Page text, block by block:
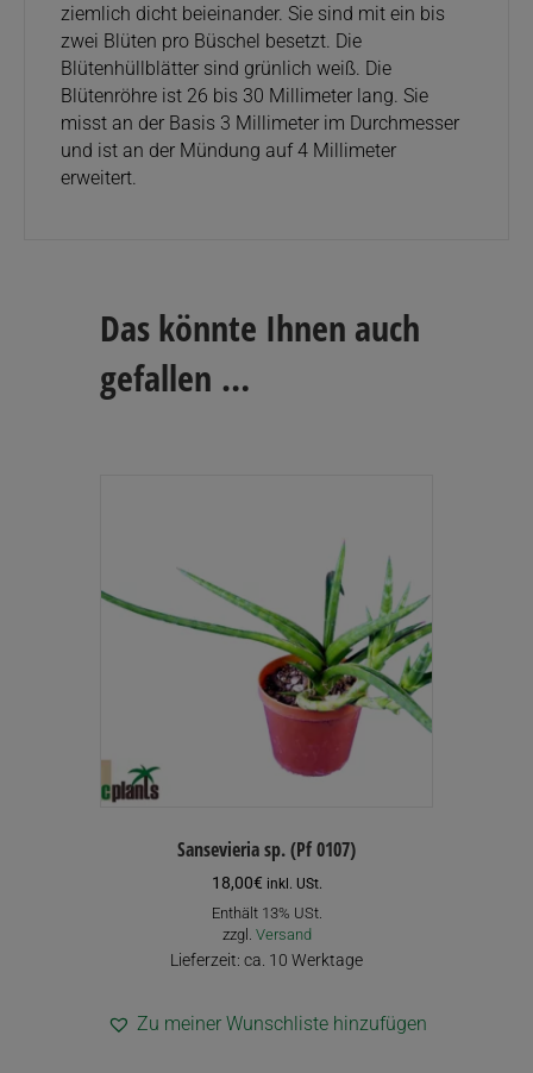
ziemlich dicht beieinander. Sie sind mit ein bis
zwei Blüten pro Büschel besetzt. Die
Blütenhüllblätter sind grünlich weiß. Die
Blütenröhre ist 26 bis 30 Millimeter lang. Sie
misst an der Basis 3 Millimeter im Durchmesser
und ist an der Mündung auf 4 Millimeter
erweitert.
Das könnte Ihnen auch
gefallen …
Sansevieria sp. (Pf 0107)
18,00€ inkl. USt.
Enthält 13% USt.
zzgl. Versand
Lieferzeit: ca. 10 Werktage
Zu meiner Wunschliste hinzufügen